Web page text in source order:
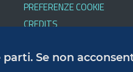
PREFERENZE COOKIE
CREDITS
Se non